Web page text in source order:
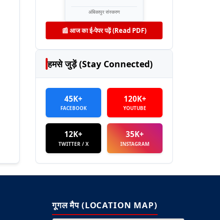
अंबिकापुर संस्करण
📰 आज का ई-पेपर पढ़ें (Read PDF)
हमसे जुड़ें (Stay Connected)
45K+
FACEBOOK
120K+
YOUTUBE
12K+
TWITTER / X
35K+
INSTAGRAM
गूगल मैप (LOCATION MAP)